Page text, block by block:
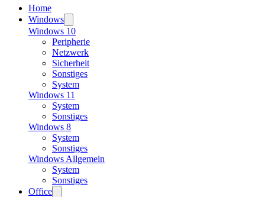
Home
Windows
Windows 10
Peripherie
Netzwerk
Sicherheit
Sonstiges
System
Windows 11
System
Sonstiges
Windows 8
System
Sonstiges
Windows Allgemein
System
Sonstiges
Office